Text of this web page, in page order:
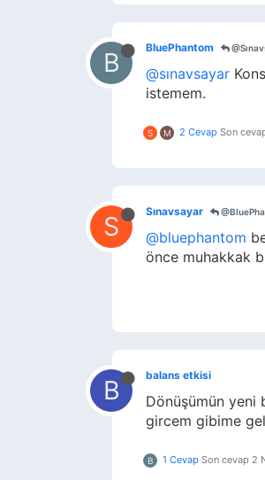
B BluePhantom
@sınavsayar
istemem.
S M 2 Cevap Son
S Sınavsayar
@bluephantom
önce muhakkak
B balans etkisi
Dönüşümün yeni
gircem gibime
B 1 Cevap Son cevap 2